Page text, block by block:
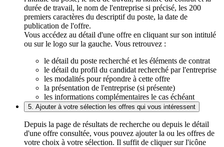
durée de travail, le nom de l'entreprise si précisé, les 200
premiers caractères du descriptif du poste, la date de
publication de l'offre.
Vous accédez au détail d'une offre en cliquant sur son intitulé
ou sur le logo sur la gauche. Vous retrouvez :
le détail du poste recherché et les éléments de contrat
le détail du profil du candidat recherché par l'entreprise
les modalités pour répondre à cette offre
la présentation de l'entreprise (si présente)
les informations complémentaires le cas échéant
5. Ajouter à votre sélection les offres qui vous intéressent
Depuis la page de résultats de recherche ou depuis le détail
d'une offre consultée, vous pouvez ajouter la ou les offres de
votre choix à votre sélection. Il suffit de cliquer sur l'icône